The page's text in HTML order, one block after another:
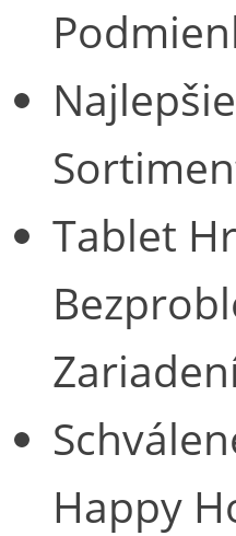
Tablet
Happy